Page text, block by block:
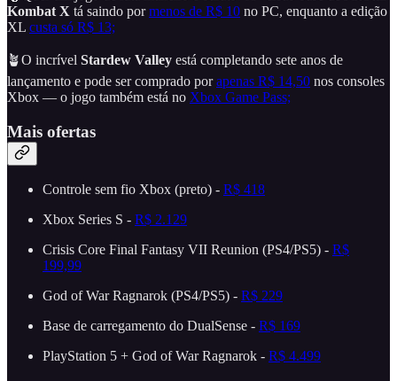
Kombat X tá saindo pormenos de R$ 10 no PC, enquanto a edição
XL custa só R$ 13;
🪴O incrível Stardew Valley está completando sete anos de
lançamento e pode ser comprado porapenas R$ 14,50 nos consoles
Xbox — o jogo também está no Xbox Game Pass;
Mais ofertas
Controle sem fio Xbox (preto) - R$ 418
Xbox Series S - R$ 2.129
Crisis Core Final Fantasy VII Reunion (PS4/PS5) - R$
199,99
God of War Ragnarok (PS4/PS5) - R$ 229
Base de carregamento do DualSense - R$ 169
PlayStation 5 + God of War Ragnarok - R$ 4.499